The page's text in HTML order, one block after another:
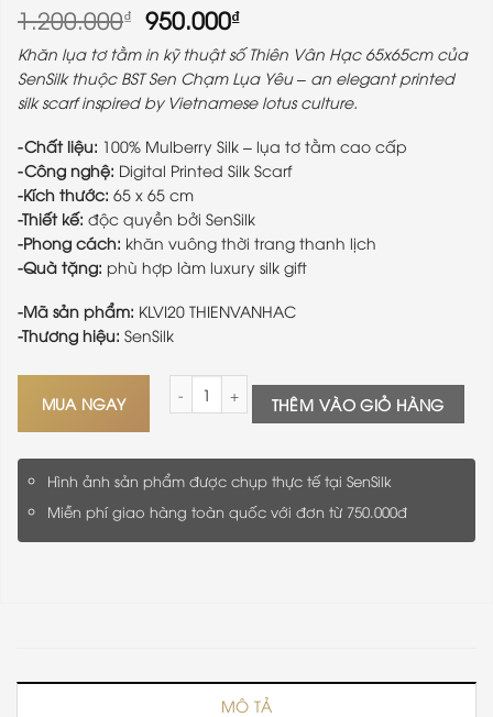
1.200.000₫ Giá
gốc
là:
1.200.000₫.
950.000₫Giá
hiện
tại
là:
950.000₫.
Khăn lụa tơ tằm in kỹ thuật số Thiên Vân Hạc 65x65cm của
SenSilk thuộc BST Sen Chạm Lụa Yêu – an elegant printed
silk scarf inspired by Vietnamese lotus culture.
-Chất liệu: 100% Mulberry Silk – lụa tơ tằm cao cấp
-Công nghệ: Digital Printed Silk Scarf
-Kích thước: 65 x 65 cm
-Thiết kế: độc quyền bởi SenSilk
-Phong cách: khăn vuông thời trang thanh lịch
-Quà tặng: phù hợp làm luxury silk gift
-Mã sản phẩm: KLVI20 THIENVANHAC
-Thương hiệu: SenSilk
MUA NGAY
Khăn Lụa Tơ Tằm In Kỹ Thuật Số Thiên Vân
THÊM VÀO GIỎ HÀNG
Hình ảnh sản phẩm được chụp thực tế tại SenSilk
Miễn phí giao hàng toàn quốc với đơn từ 750.000đ
MÔ TẢ